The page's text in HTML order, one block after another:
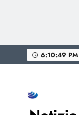
to
6:10:50 PM